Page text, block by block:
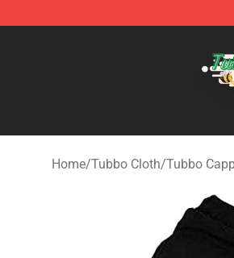
Tubbo Store - Official Tubbo
Home/Tubbo Cloth/Tubbo